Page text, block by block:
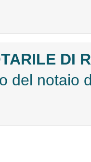
DI
del notaio